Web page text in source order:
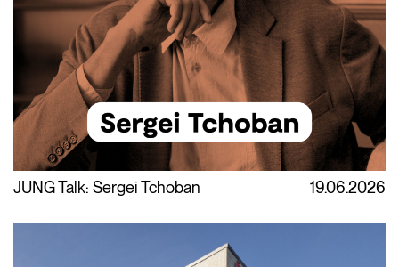
JUNG Talk: Sergei Tchoban 19.06.2026